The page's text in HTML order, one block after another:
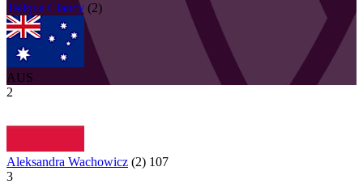
Taliqua Clancy (2)
AUS
2
Aleksandra Wachowicz (2) 107
3